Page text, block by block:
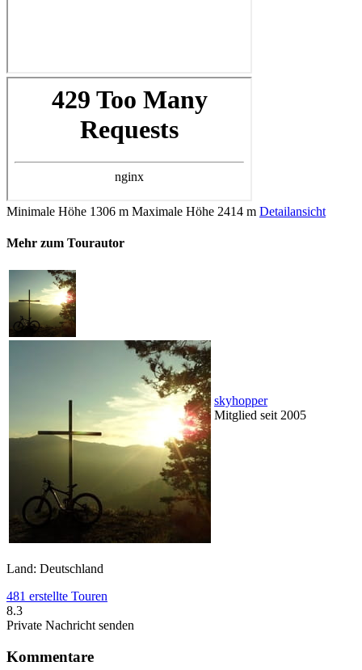
Minimale Höhe 1306 m Maximale Höhe 2414 m Detailansicht
Mehr zum Tourautor
skyhopper
Mitglied seit 2005
Land: Deutschland
481 erstellte Touren
8.3
Private Nachricht senden
Kommentare